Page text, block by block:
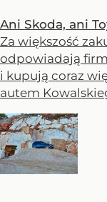
Ani Skoda, ani
Za większość
odpowiadają
i kupują coraz
autem